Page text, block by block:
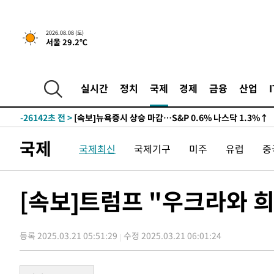
2026.08.08 (토)
서울 29.2℃
실시간 정치 국제 경제 금융 산업
-26142초 전 > [속보]뉴욕증시 상승 마감…S&P 0.6% 나스닥 1.3%↑
국제 국제최신 국제기구 미주 유럽
[속보]트럼프 "우크라와
등록 2025.03.21 05:51:29 수정 2025.03.21 06:01:24